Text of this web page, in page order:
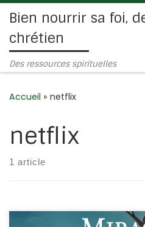
Passer au contenu
Bien nourrir sa foi,
chrétien
Des ressources spirituelles
Accueil » netflix
netflix
1 article